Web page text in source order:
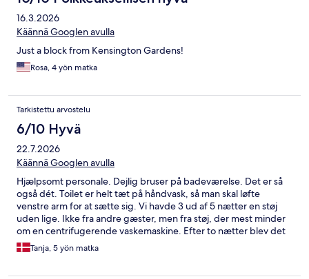
16.3.2026
Käännä Googlen avulla
Just a block from Kensington Gardens!
Rosa, 4 yön matka
Tarkistettu arvostelu
6/10 Hyvä
22.7.2026
Käännä Googlen avulla
Hjælpsomt personale. Dejlig bruser på badeværelse. Det er så
også dét. Toilet er helt tæt på håndvask, så man skal løfte
venstre arm for at sætte sig. Vi havde 3 ud af 5 nætter en støj
uden lige. Ikke fra andre gæster, men fra støj, der mest minder
om en centrifugerende vaskemaskine. Efter to nætter blev det
løst. Men sidste nat var støjen retur. Virkelig ødelæggende for
nattesøvnen. Så på trods af venligt personale og god
Tanja, 5 yön matka